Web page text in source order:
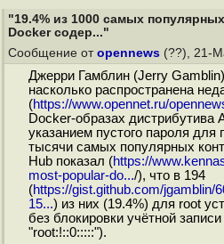
"19.4% из 1000 самых
Docker содер..."
Сообщение от opennews (??), 21-
Джерри Гамблин (Jerry
насколько распространена
(https://www.opennet.ru/
Docker-образах дистрибутива
указанием пустого пароля для
тысячи самых популярных
Hub показал (https://
most-popular-do.../), что в 194
(https://gist.github.com/jgamblin/
15...) из них (19.4%) для root
без блокировки учётной
"root:!::0:::::").